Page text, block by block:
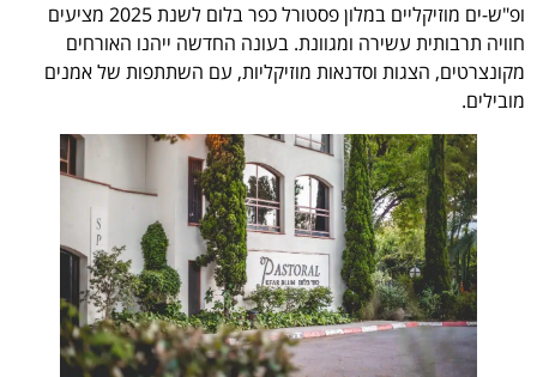
ופ"ש-ים מוזיקליים במלון פסטורל כפר בלום לשנת 2025 מציעים
חוויה תרבותית עשירה ומגוונת. בעונה החדשה ייהנו האורחים
מקונצרטים, הצגות וסדנאות מוזיקליות, עם השתתפות של אמנים
מובילים.